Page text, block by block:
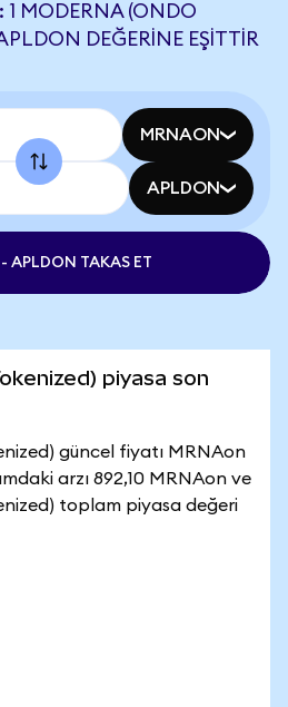
MODERNA (ONDO
DEĞERINE EŞITTIR
MRNAON
APLDON
APLDON TAKAS ET
piyasa son
güncel fiyatı MRNAon
arzı 892,10 MRNAon ve
toplam piyasa değeri